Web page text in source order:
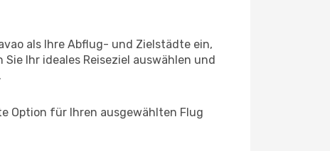
als Ihre Abflug- und Zielstädte ein,
Ihr ideales Reiseziel auswählen und
Option für Ihren ausgewählten Flug